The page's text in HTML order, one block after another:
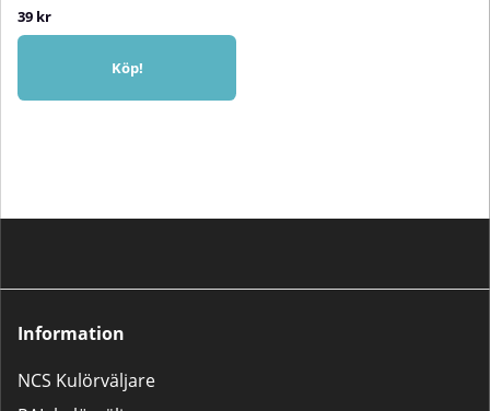
39 kr
Köp!
Information
NCS Kulörväljare